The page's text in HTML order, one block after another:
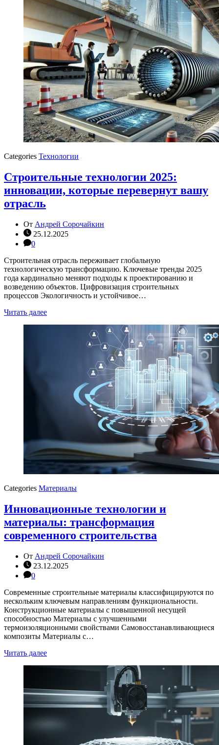
Categories Технологии
Строительные технологии 2025:
инновации, которые перевернут вашу
отрасль
От Андрей Сорочайкин
25.12.2025
0
Строительная отрасль переживает глобальную
технологическую трансформацию. Ключевые тренды 2025
года кардинально меняют подходы к проектированию и
возведению объектов. Цифровизация строительных
процессов Экологичность и устойчивое…
Читать далее
Categories Материалы
Инновационные технологии и
материалы: трансформация
современного строительства
От Андрей Сорочайкин
23.12.2025
0
Современные строительные материалы классифицируются по
нескольким ключевым направлениям функциональности.
Конструкционные материалы с повышенной несущей
способностью Материалы с улучшенными
термоизоляционными свойствами Самовосстанавливающиеся
композиты Материалы с…
Читать далее